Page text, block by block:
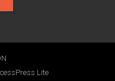
Lite